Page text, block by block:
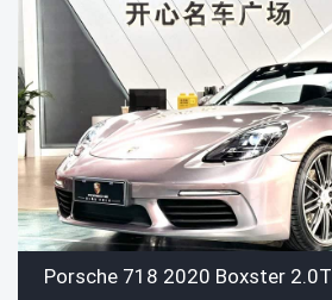
Porsche 718 2020 Boxster 2.0T